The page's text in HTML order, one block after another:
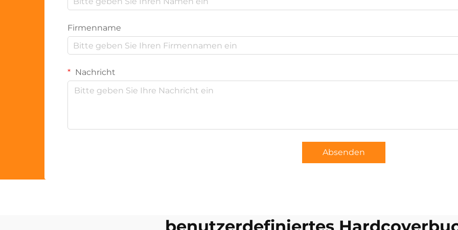
Firmenname
Nachricht
Absenden